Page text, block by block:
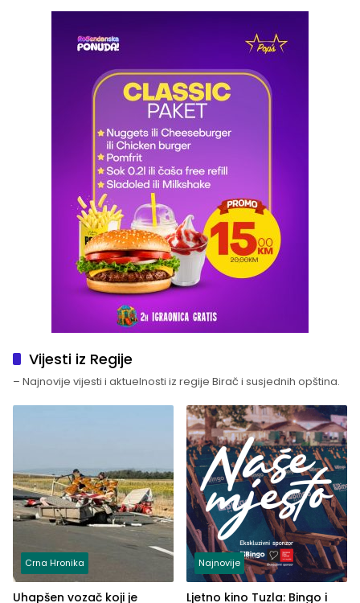
Vijesti iz Regije
– Najnovije vijesti i aktuelnosti iz regije Birač i susjednih opština.
Crna Hronika
Uhapšen vozač koji je
Najnovije
Ljetno kino Tuzla: Bingo i